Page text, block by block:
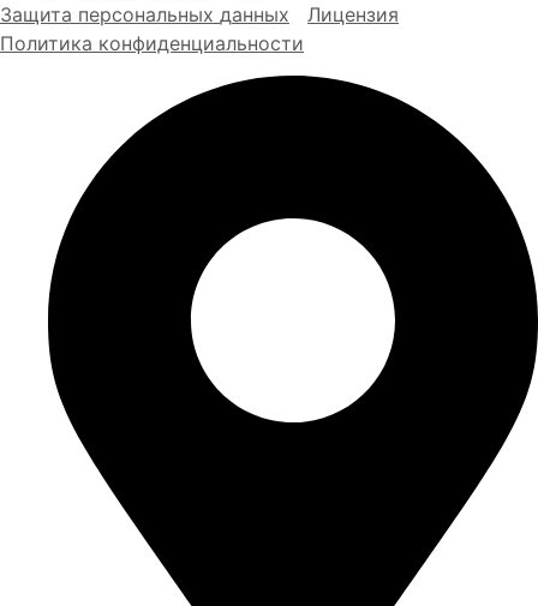
Защита персональных данных
Лицензия
Политика конфиденциальности